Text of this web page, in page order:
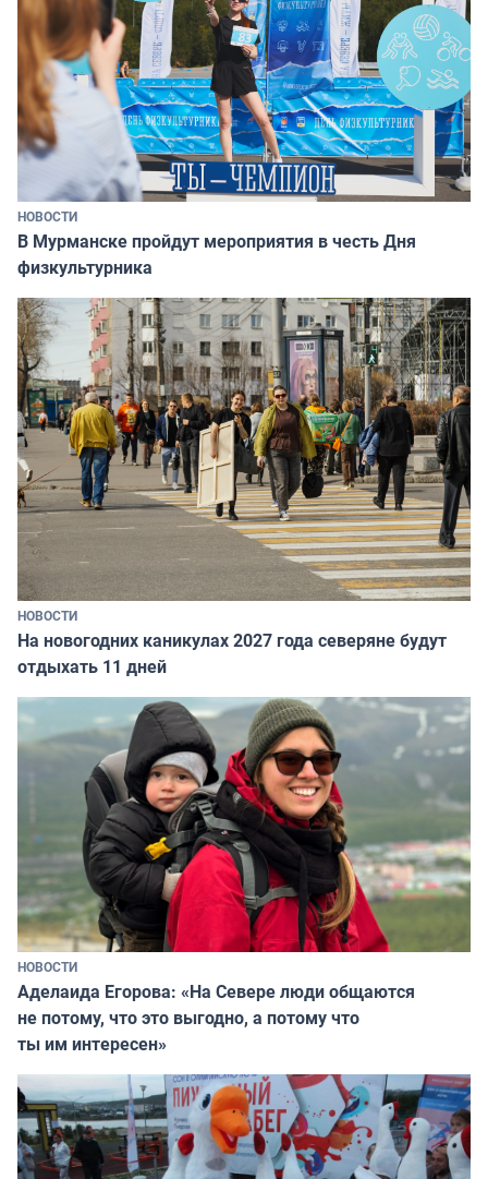
НОВОСТИ
В Мурманске пройдут мероприятия в честь Дня
физкультурника
НОВОСТИ
На новогодних каникулах 2027 года северяне будут
отдыхать 11 дней
НОВОСТИ
Аделаида Егорова: «На Севере люди общаются
не потому, что это выгодно, а потому что
ты им интересен»